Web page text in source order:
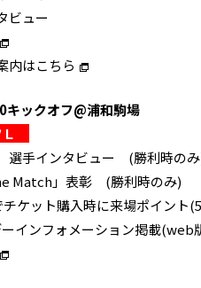
ビュー
内はこちら
ックオフ@浦和駒場
Ｌ
選手インタビュー (勝利時の
Match」表彰 (勝利時のみ)
ケット購入時に来場ポイント
インフォメーション掲載(web